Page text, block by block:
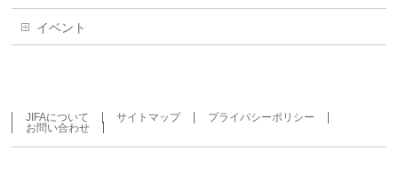
イベント
JIFAについて サイトマップ
プライバシーポリシー
お問い合わせ